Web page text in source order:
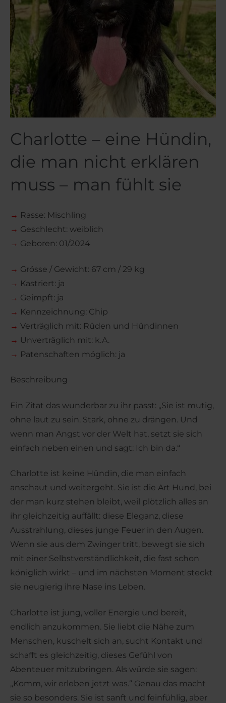
Charlotte – eine Hündin,
die man nicht erklären
muss – man fühlt sie
→ Rasse: Mischling
→ Geschlecht: weiblich
→ Geboren: 01/2024
→ Grösse / Gewicht: 67 cm / 29 kg
→ Kastriert: ja
→ Geimpft: ja
→ Kennzeichnung: Chip
→ Verträglich mit: Rüden und Hündinnen
→ Unverträglich mit: k.A.
→ Patenschaften möglich: ja
Beschreibung
Ein Zitat das wunderbar zu ihr passt: „Sie ist mutig,
ohne laut zu sein. Stark, ohne zu drängen. Und
wenn man Angst vor der Welt hat, setzt sie sich
einfach neben einen und sagt: Ich bin da.“
Charlotte ist keine Hündin, die man einfach
anschaut und weitergeht. Sie ist die Art Hund, bei
der man kurz stehen bleibt, weil plötzlich alles an
ihr gleichzeitig auffällt: diese Eleganz, diese
Ausstrahlung, dieses junge Feuer in den Augen.
Wenn sie aus dem Zwinger tritt, bewegt sie sich
mit einer Selbstverständlichkeit, die fast schon
königlich wirkt – und im nächsten Moment steckt
sie neugierig ihre Nase ins Leben.
Charlotte ist jung, voller Energie und bereit,
endlich anzukommen. Sie liebt die Nähe zum
Menschen, kuschelt sich an, sucht Kontakt und
schafft es gleichzeitig, dieses Gefühl von
Abenteuer mitzubringen. Als würde sie sagen:
„Komm, wir erleben jetzt was.“ Genau das macht
sie so besonders. Sie ist sanft und feinfühlig, aber